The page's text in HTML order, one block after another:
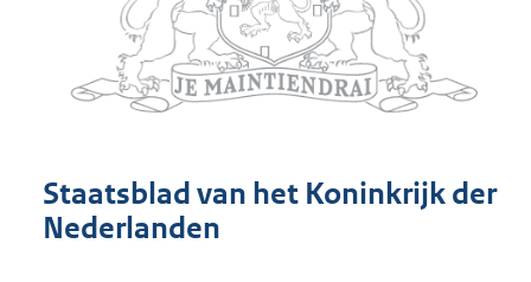
Staatsblad van het Koninkrijk der
Nederlanden